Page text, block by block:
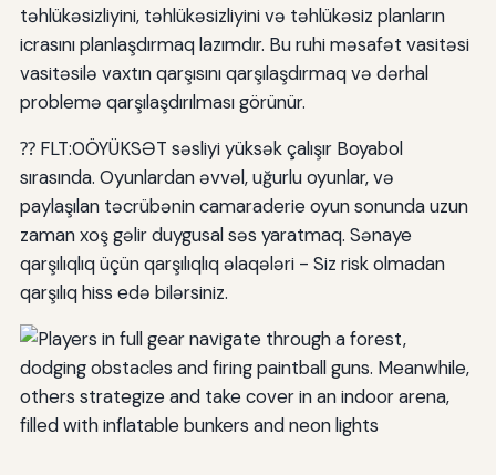
təhlükəsizliyini, təhlükəsizliyini və təhlükəsiz planların
icrasını planlaşdırmaq lazımdır. Bu ruhi məsafət vasitəsi
vasitəsilə vaxtın qarşısını qarşılaşdırmaq və dərhal
problemə qarşılaşdırılması görünür.
⁇ FLT:0ÖYÜKSƏT səsliyi yüksək çalışır Boyabol
sırasında. Oyunlardan əvvəl, uğurlu oyunlar, və
paylaşılan təcrübənin camaraderie oyun sonunda uzun
zaman xoş gəlir duygusal səs yaratmaq. Sənaye
qarşılıqlıq üçün qarşılıqlıq əlaqələri - Siz risk olmadan
qarşılıq hiss edə bilərsiniz.